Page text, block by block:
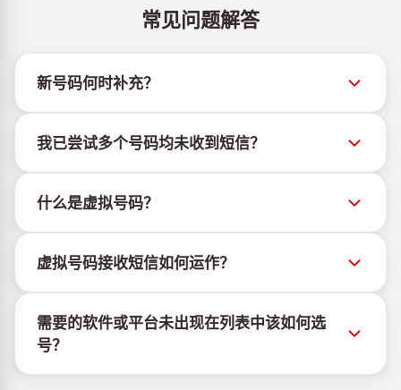
常见问题解答
新号码何时补充？
人 @TigerSMSofficial_bot 查看。该频道会及时更新，
帮助用户获取最新号码库存。
我已尝试多个号码均未收到短信？
率。各服务平台的算法可能因多种原因拦截临时号码的
短信。为提高成功率，请尝试以下方法：
持续更换新号码尝试
登出设备上该服务的其他活跃账户
什么是虚拟号码？
或设备，也不受固定地理位置限制。其主要功能是接收
短信，包括OTP和激活码。
虚拟号码接收短信如何运作？
我们使用自有基础设施管理SIM卡，并结合定制软件为
客户分配手机号以接收短信。
需要的软件或平台未出现在列表中该如何选
号？